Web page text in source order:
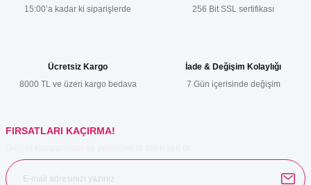
15:00’a kadar ki siparişlerde
256 Bit SSL sertifikası
Ücretsiz Kargo
8000 TL ve üzeri kargo bedava
İade & Değişim Kolaylığı
7 Gün içerisinde değişim
FIRSATLARI KAÇIRMA!